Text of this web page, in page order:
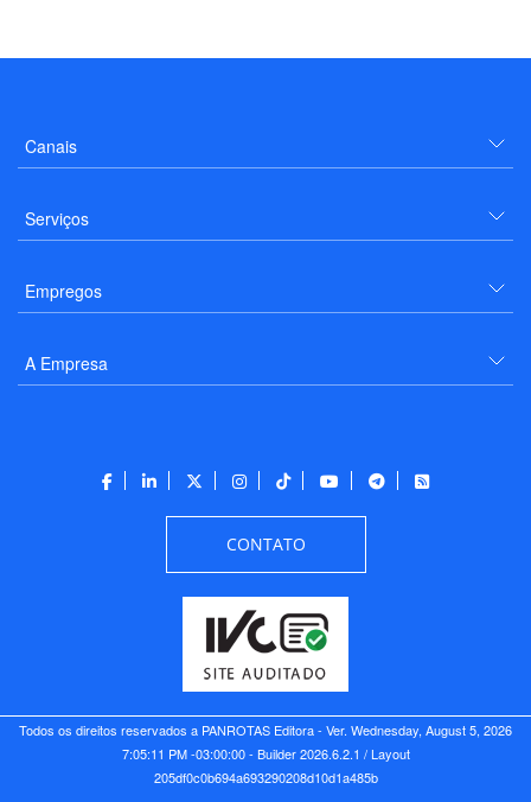
Canais
Serviços
Empregos
A Empresa
CONTATO
Todos os direitos reservados a PANROTAS Editora - Ver. Wednesday, August 5, 2026
7:05:11 PM -03:00:00 - Builder 2026.6.2.1 / Layout
205df0c0b694a693290208d10d1a485b